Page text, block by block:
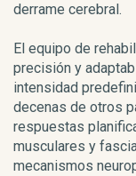
derrame cerebral.
El equipo de
precisión y
intensidad
decenas de otros
respuestas
musculares y
mecanismos